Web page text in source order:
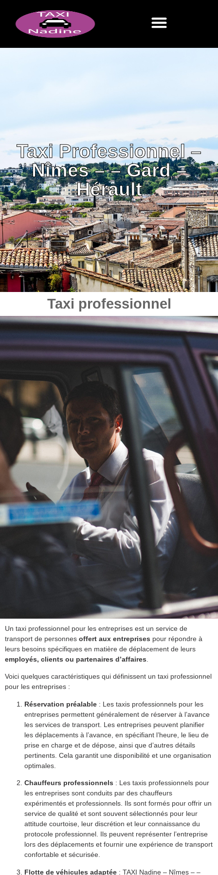
Taxi Professionnel –
Nîmes – – Gard –
Hérault
Taxi professionnel
Un taxi professionnel pour les entreprises est un service de
transport de personnes offert aux entreprises pour répondre à
leurs besoins spécifiques en matière de déplacement de leurs
employés, clients ou partenaires d’affaires
Voici quelques caractéristiques qui définissent un taxi professionnel
pour les entreprises :
Réservation préalable : Les taxis professionnels pour les
entreprises permettent généralement de réserver à l’avance
les services de transport. Les entreprises peuvent planifier
les déplacements à l’avance, en spécifiant l’heure, le lieu de
prise en charge et de dépose, ainsi que d’autres détails
pertinents. Cela garantit une disponibilité et une organisation
optimales.
Chauffeurs professionnels : Les taxis professionnels pour
les entreprises sont conduits par des chauffeurs
expérimentés et professionnels. Ils sont formés pour offrir un
service de qualité et sont souvent sélectionnés pour leur
attitude courtoise, leur discrétion et leur connaissance du
protocole professionnel. Ils peuvent représenter l’entreprise
lors des déplacements et fournir une expérience de transport
confortable et sécurisée.
Flotte de véhicules adaptée : TAXI Nadine – Nîmes – –